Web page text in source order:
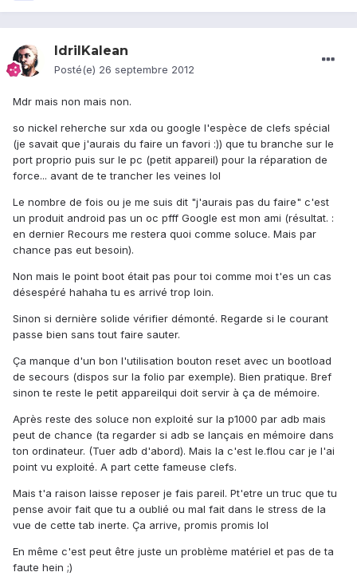
IdrilKalean
Posté(e) 26 septembre 2012
Mdr mais non mais non.
so nickel reherche sur xda ou google l'espèce de clefs spécial
(je savait que j'aurais du faire un favori :)) que tu branche sur le
port proprio puis sur le pc (petit appareil) pour la réparation de
force... avant de te trancher les veines lol
Le nombre de fois ou je me suis dit "j'aurais pas du faire" c'est
un produit android pas un oc pfff Google est mon ami (résultat. :
en dernier Recours me restera quoi comme soluce. Mais par
chance pas eut besoin).
Non mais le point boot était pas pour toi comme moi t'es un cas
désespéré hahaha tu es arrivé trop loin.
Sinon si dernière solide vérifier démonté. Regarde si le courant
passe bien sans tout faire sauter.
Ça manque d'un bon l'utilisation bouton reset avec un bootload
de secours (dispos sur la folio par exemple). Bien pratique. Bref
sinon te reste le petit appareilqui doit servir à ça de mémoire.
Après reste des soluce non exploité sur la p1000 par adb mais
peut de chance (ta regarder si adb se lançais en mémoire dans
ton ordinateur. (Tuer adb d'abord). Mais la c'est le.flou car je l'ai
point vu exploité. A part cette fameuse clefs.
Mais t'a raison laisse reposer je fais pareil. Pt'etre un truc que tu
pense avoir fait que tu a oublié ou mal fait dans le stress de la
vue de cette tab inerte. Ça arrive, promis promis lol
En même c'est peut être juste un problème matériel et pas de ta
faute hein ;)